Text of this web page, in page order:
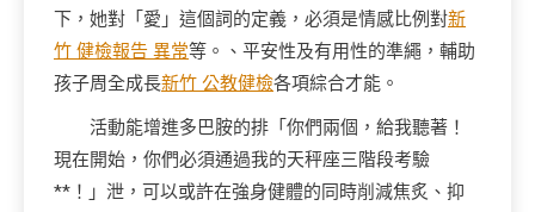
下，她對「愛」這個詞的定義，必須是情感比例對新
竹 健檢報告 異常等。、平安性及有用性的準繩，輔助
孩子周全成長新竹 公教健檢各項綜合才能。
活動能增進多巴胺的排「你們兩個，給我聽著！
現在開始，你們必須通過我的天秤座三階段考驗
**！」泄，可以或許在強身健體的同時削減焦炙、抑